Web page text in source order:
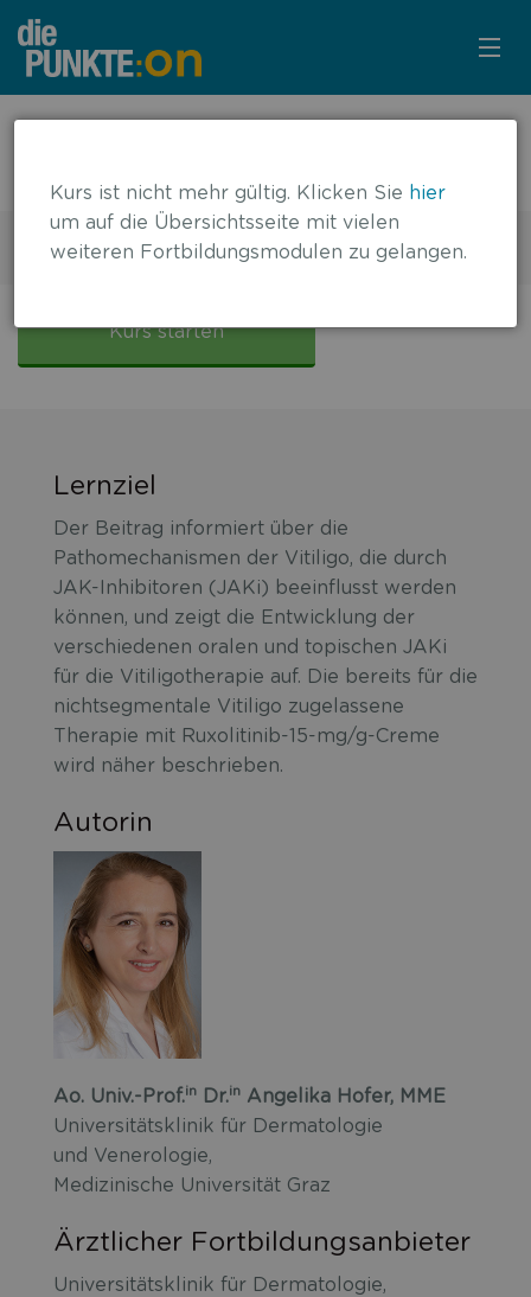
KURSÜBERSICHT
LOGIN
KOSTENLOS ANMELDEN
JAK-Inhibitoren bei Vitiligo
2 DFP-Punkte
InhibitorenKurs starten
Lernziel
Der Beitrag informiert über die
Pathomechanismen der Vitiligo, die durch
JAK-Inhibitoren (JAKi) beeinflusst werden
können, und zeigt die Entwicklung der
verschiedenen oralen und topischen JAKi
für die Vitiligotherapie auf. Die bereits für die
nichtsegmentale Vitiligo zugelassene
Therapie mit Ruxolitinib-15-mg/g-Creme
wird näher beschrieben.
Autorin
Ao. Univ.-Prof.in Dr.in Angelika Hofer, MME
Universitätsklinik für Dermatologie
und Venerologie,
Medizinische Universität Graz
Ärztlicher Fortbildungsanbieter
Universitätsklinik für Dermatologie,
Kurs ist nicht mehr gültig. Klicken Sie hier
um auf die Übersichtsseite mit vielen
weiteren Fortbildungsmodulen zu gelangen.